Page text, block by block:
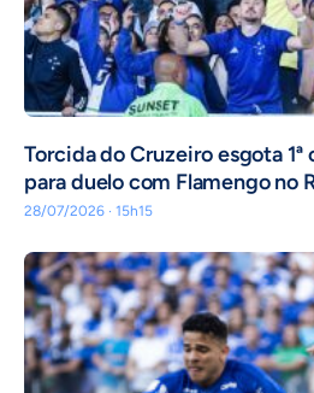
Torcida do Cruzeiro esgota 1ª
para duelo com Flamengo no
28/07/2026 · 15h15